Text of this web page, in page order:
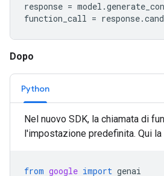
response = model .
function_call = response.
Dopo
Python
Nel nuovo SDK, la chiamata di
l'impostazione predefinita. Qui
from google import genai